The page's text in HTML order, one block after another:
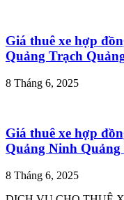
Giá thuê xe hợp
Quảng Trạch
8 Tháng 6, 2025
Giá thuê xe hợp
Quảng Ninh
8 Tháng 6, 2025